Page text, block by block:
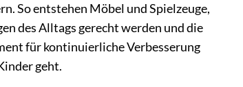
So entstehen Möbel und Spielzeuge,
des Alltags gerecht werden und die
für kontinuierliche Verbesserung
geht.